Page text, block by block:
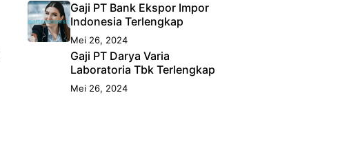
Gaji PT Bank Ekspor Impor
Indonesia Terlengkap
Mei 26, 2024
Gaji PT Darya Varia
Laboratoria Tbk Terlengkap
Mei 26, 2024